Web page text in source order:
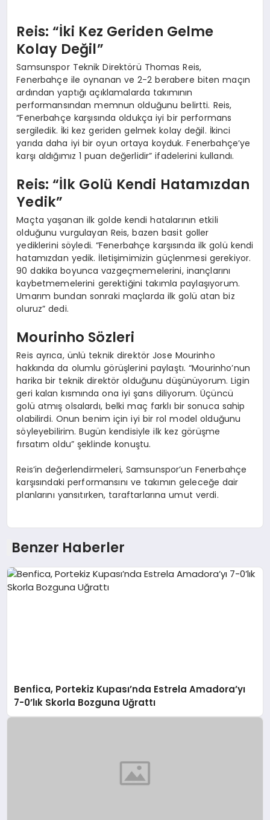
Reis: “İki Kez Geriden Gelme
Kolay Değil”
Samsunspor Teknik Direktörü Thomas Reis,
Fenerbahçe ile oynanan ve 2-2 berabere biten maçın
ardından yaptığı açıklamalarda takımının
performansından memnun olduğunu belirtti. Reis,
“Fenerbahçe karşısında oldukça iyi bir performans
sergiledik. İki kez geriden gelmek kolay değil. İkinci
yarıda daha iyi bir oyun ortaya koyduk. Fenerbahçe’ye
karşı aldığımız 1 puan değerlidir” ifadelerini kullandı.
Reis: “İlk Golü Kendi Hatamızdan
Yedik”
Maçta yaşanan ilk golde kendi hatalarının etkili
olduğunu vurgulayan Reis, bazen basit goller
yediklerini söyledi. “Fenerbahçe karşısında ilk golü kendi
hatamızdan yedik. İletişimimizin güçlenmesi gerekiyor.
90 dakika boyunca vazgeçmemelerini, inançlarını
kaybetmemelerini gerektiğini takımla paylaşıyorum.
Umarım bundan sonraki maçlarda ilk golü atan biz
oluruz” dedi.
Mourinho Sözleri
Reis ayrıca, ünlü teknik direktör Jose Mourinho
hakkında da olumlu görüşlerini paylaştı. “Mourinho’nun
harika bir teknik direktör olduğunu düşünüyorum. Ligin
geri kalan kısmında ona iyi şans diliyorum. Üçüncü
golü atmış olsalardı, belki maç farklı bir sonuca sahip
olabilirdi. Onun benim için iyi bir rol model olduğunu
söyleyebilirim. Bugün kendisiyle ilk kez görüşme
fırsatım oldu” şeklinde konuştu.
Reis’in değerlendirmeleri, Samsunspor’un Fenerbahçe
karşısındaki performansını ve takımın geleceğe dair
planlarını yansıtırken, taraftarlarına umut verdi.
Benzer Haberler
Benfica, Portekiz Kupası’nda Estrela Amadora’yı
7-0’lık Skorla Bozguna Uğrattı